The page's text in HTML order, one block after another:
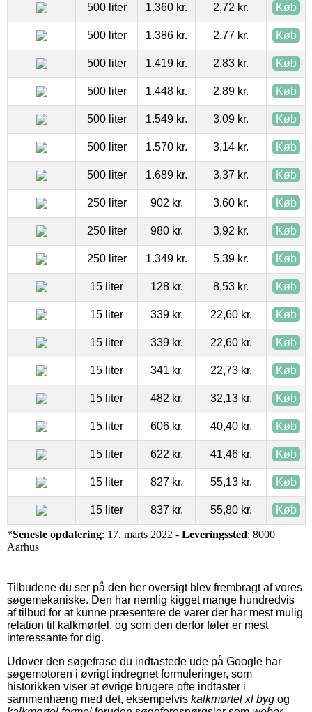
500 liter 1.360 kr. 2,72 kr. Køb
500 liter 1.386 kr. 2,77 kr. Køb
500 liter 1.419 kr. 2,83 kr. Køb
500 liter 1.448 kr. 2,89 kr. Køb
500 liter 1.549 kr. 3,09 kr. Køb
500 liter 1.570 kr. 3,14 kr. Køb
500 liter 1.689 kr. 3,37 kr. Køb
250 liter 902 kr. 3,60 kr. Køb
250 liter 980 kr. 3,92 kr. Køb
250 liter 1.349 kr. 5,39 kr. Køb
15 liter 128 kr. 8,53 kr. Køb
15 liter 339 kr. 22,60 kr. Køb
15 liter 339 kr. 22,60 kr. Køb
15 liter 341 kr. 22,73 kr. Køb
15 liter 482 kr. 32,13 kr. Køb
15 liter 606 kr. 40,40 kr. Køb
15 liter 622 kr. 41,46 kr. Køb
15 liter 827 kr. 55,13 kr. Køb
15 liter 837 kr. 55,80 kr. Køb
*Seneste opdatering: 17. marts 2022 - Leveringssted: 8000
Aarhus
Tilbudene du ser på den her oversigt blev frembragt af vores
søgemekaniske. Den har nemlig kigget mange hundredvis
af tilbud for at kunne præsentere de varer der har mest mulig
relation til kalkmørtel, og som den derfor føler er mest
interessante for dig.
Udover den søgefrase du indtastede ude på Google har
søgemotoren i øvrigt indregnet formuleringer, som
historikken viser at øvrige brugere ofte indtaster i
sammenhæng med det, eksempelvis kalkmørtel xl byg og